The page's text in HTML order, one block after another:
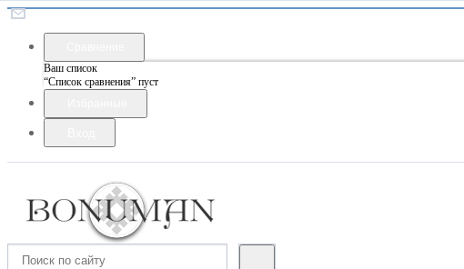
Ваш список
“Список сравнения” пуст